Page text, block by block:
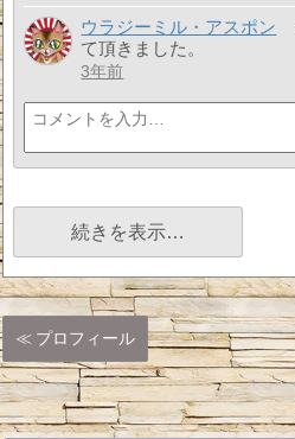
ウラジーミル・アスポン
て頂きました。
3年前
続きを表示…
プロフィール